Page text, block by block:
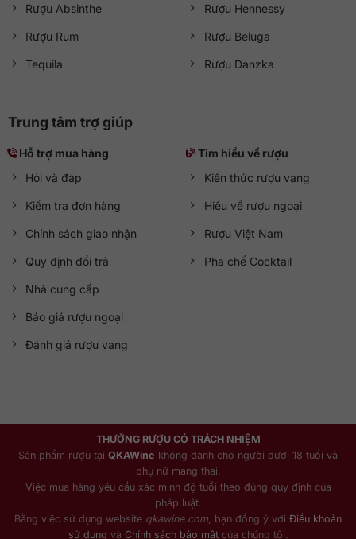
Rượu Absinthe
Rượu Rum
Tequila
Rượu Hennessy
Rượu Beluga
Rượu Danzka
Trung tâm trợ giúp
Hỗ trợ mua hàng
Hỏi và đáp
Kiểm tra đơn hàng
Chính sách giao nhận
Quy định đổi trả
Nhà cung cấp
Báo giá rượu ngoại
Đánh giá rượu vang
Tìm hiểu về rượu
Kiến thức rượu vang
Hiểu về rượu ngoại
Rượu Việt Nam
Pha chế Cocktail
THƯỞNG RƯỢU CÓ TRÁCH NHIỆM
Sản phẩm rượu tại QKAWine không dành cho người dưới 18 tuổi và
phụ nữ mang thai.
Việc mua hàng yêu cầu xác minh độ tuổi theo đúng quy định của
pháp luật.
Bằng việc sử dụng website qkawine.com , bạn đồng ý với Điều khoản
sử dụng và Chính sách bảo mậtcủa chúng tôi.